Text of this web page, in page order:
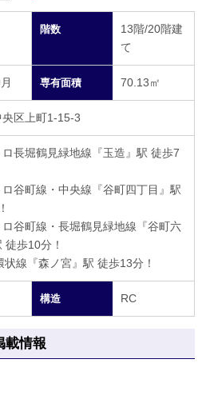
階数
13階/20階建
て
専有面積 70.13㎡
央区上町1-15-3
ロ長堀鶴見緑地線『玉造』駅 徒歩7
ロ谷町線・中央線『谷町四丁目』駅
ロ谷町線・長堀鶴見緑地線『谷町六
徒歩10分！
状線『森ノ宮』駅 徒歩13分！
構造 RC
載情報